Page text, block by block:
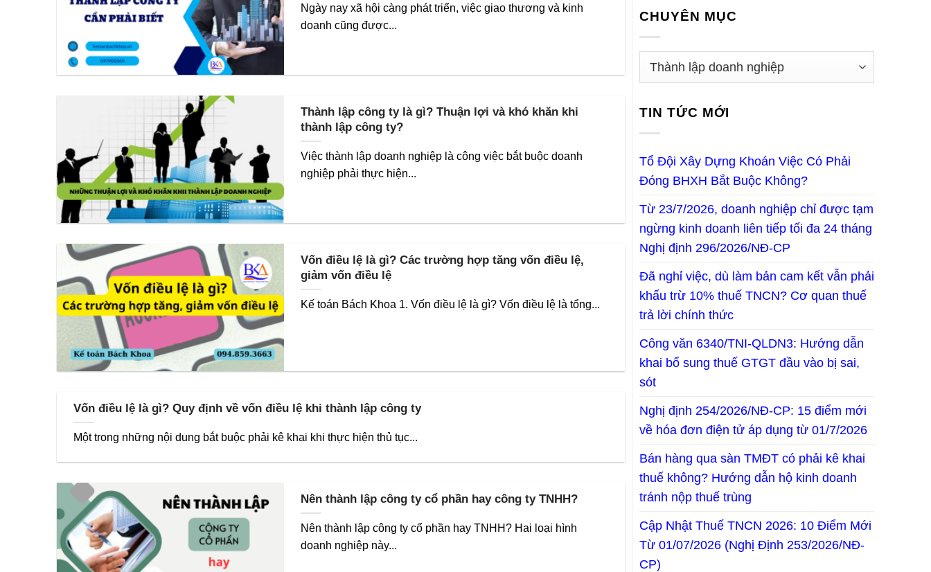
Ngày nay xã hội càng phát triển, việc giao thương và kinh
doanh cũng được...
Thành lập công ty là gì? Thuận lợi và khó khăn khi
thành lập công ty?
Việc thành lập doanh nghiệp là công việc bắt buộc doanh
nghiệp phải thực hiện...
Vốn điều lệ là gì? Các trường hợp tăng vốn điều lệ,
giảm vốn điều lệ
Kế toán Bách Khoa 1. Vốn điều lệ là gì? Vốn điều lệ là tổng...
Vốn điều lệ là gì? Quy định về vốn điều lệ khi thành lập công ty
Một trong những nội dung bắt buộc phải kê khai khi thực hiện thủ tục...
Nên thành lập công ty cổ phần hay công ty TNHH?
Nên thành lập công ty cổ phần hay TNHH? Hai loại hình
doanh nghiệp này...
CHUYÊN MỤC
TIN TỨC MỚI
Tổ Đội Xây Dựng Khoán Việc Có Phải
Đóng BHXH Bắt Buộc Không?
Từ 23/7/2026, doanh nghiệp chỉ được tạm
ngừng kinh doanh liên tiếp tối đa 24 tháng
Nghị định 296/2026/NĐ-CP
Đã nghỉ việc, dù làm bản cam kết vẫn phải
khấu trừ 10% thuế TNCN? Cơ quan thuế
trả lời chính thức
Công văn 6340/TNI-QLDN3: Hướng dẫn
khai bổ sung thuế GTGT đầu vào bị sai,
sót
Nghị định 254/2026/NĐ-CP: 15 điểm mới
về hóa đơn điện tử áp dụng từ 01/7/2026
Bán hàng qua sàn TMĐT có phải kê khai
thuế không? Hướng dẫn hộ kinh doanh
tránh nộp thuế trùng
Cập Nhật Thuế TNCN 2026: 10 Điểm Mới
Từ 01/07/2026 (Nghị Định 253/2026/NĐ-
CP)